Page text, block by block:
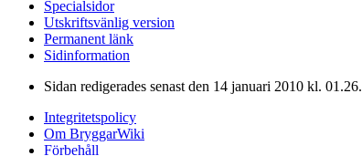
Specialsidor
Utskriftsvänlig version
Permanent länk
Sidinformation
Sidan redigerades senast den 14 januari 2010 kl. 01.26.
Integritetspolicy
Om BryggarWiki
Förbehåll